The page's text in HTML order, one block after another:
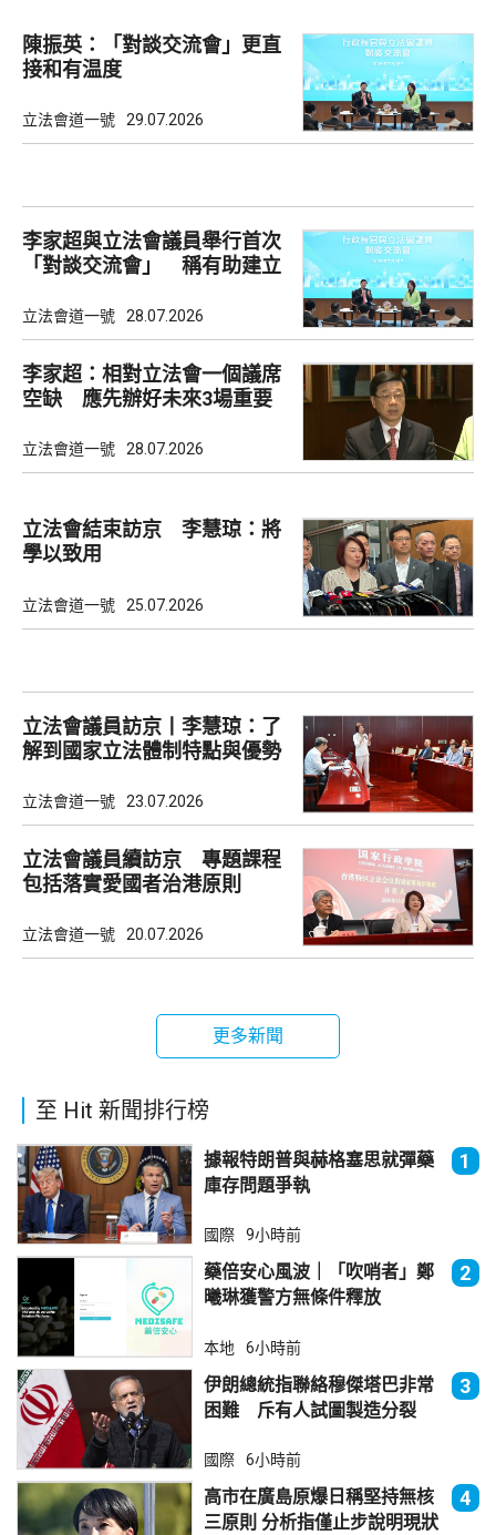
陳振英：「對談交流會」更直
接和有温度
立法會道一號 29.07.2026
李家超與立法會議員舉行首次
「對談交流會」 稱有助建立
立法會道一號 28.07.2026
李家超：相對立法會一個議席
空缺 應先辦好未來3場重要
立法會道一號 28.07.2026
立法會結束訪京 李慧琼：將
學以致用
立法會道一號 25.07.2026
立法會議員訪京丨李慧琼：了
解到國家立法體制特點與優勢
立法會道一號 23.07.2026
立法會議員續訪京 專題課程
包括落實愛國者治港原則
立法會道一號 20.07.2026
更多新聞
至 Hit 新聞排行榜
據報特朗普與赫格塞思就彈藥
庫存問題爭執
1
國際 9小時前
藥倍安心風波｜「吹哨者」鄭
曦琳獲警方無條件釋放
2
本地 6小時前
伊朗總統指聯絡穆傑塔巴非常
困難 斥有人試圖製造分裂
3
國際 6小時前
高市在廣島原爆日稱堅持無核
三原則 分析指僅止步說明現狀
4